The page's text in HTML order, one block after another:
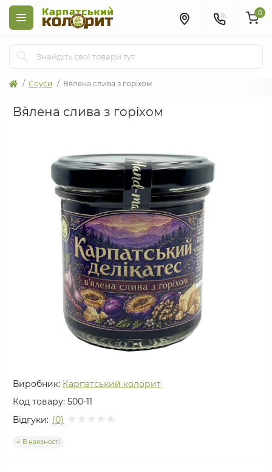
0
Соуси В`ялена слива з горіхом
В`ялена слива з горіхом
Виробник: Карпатський колорит
Код товару: 500-11
Відгуки: (0)
В наявності